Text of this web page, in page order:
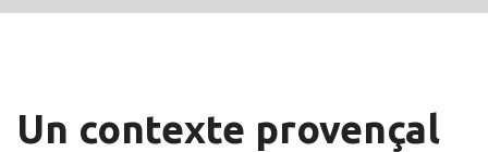
Un contexte provençal